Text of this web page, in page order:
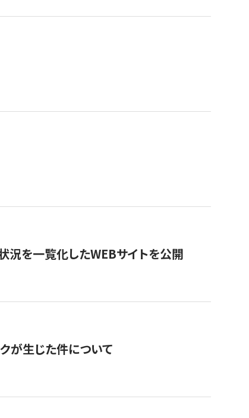
況を一覧化したWEBサイトを公開
が生じた件について